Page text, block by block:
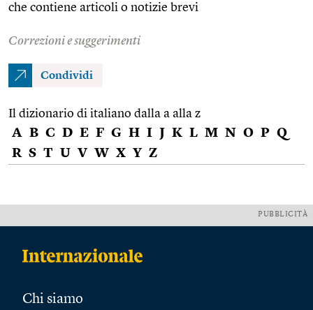
che contiene articoli o notizie brevi
Correzioni e suggerimenti
Condividi
Il dizionario di italiano dalla a alla z
A B C D E F G H I J K L M N O P Q
R S T U V W X Y Z
PUBBLICITÀ
Chi siamo